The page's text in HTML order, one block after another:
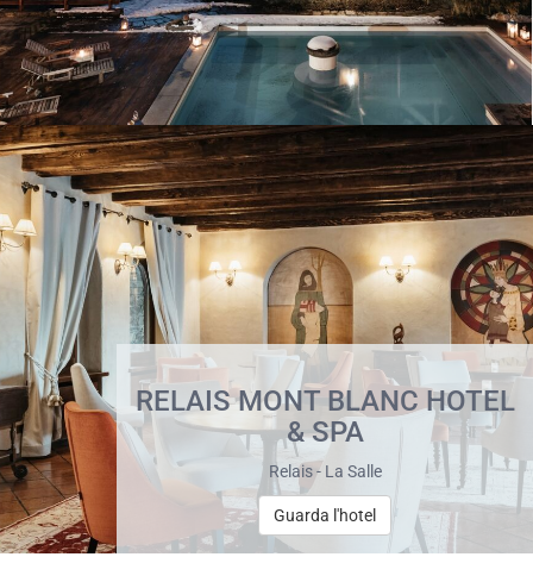
RELAIS MONT BLANC HOTEL
& SPA
Relais - La Salle
Guarda l'hotel